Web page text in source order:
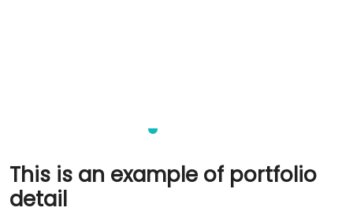
This is an example of portfolio
detail